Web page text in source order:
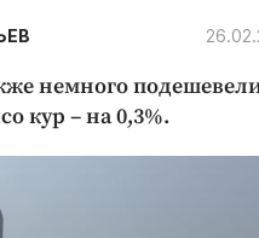
новости
и ЖКХ
немного
кур – на 0,3%.